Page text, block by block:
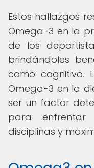
Estos hallazgos
Omega-3 en la
de los
brindándoles
como cognitivo.
Omega-3 en la
ser un factor
para
disciplinas y